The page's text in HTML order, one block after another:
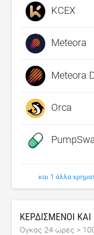
KCEX
Meteora
Meteora
Orca
και 1 άλλα
ΚΕΡΔΙΣΜΈΝΟΙ
Όγκος 24 ώρες >